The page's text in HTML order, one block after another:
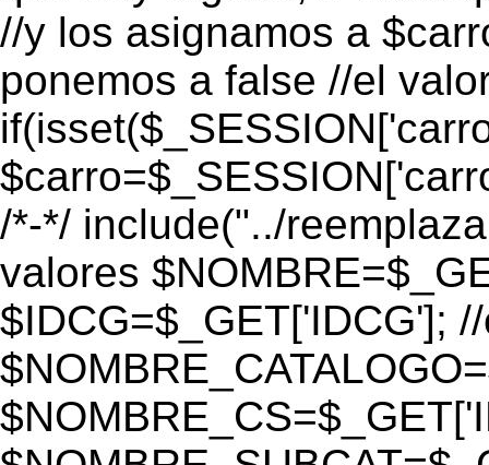
//y los asignamos a
ponemos a false //el
/*-*/ include("../
valores
$IDCG=$_GET['IDCG'];